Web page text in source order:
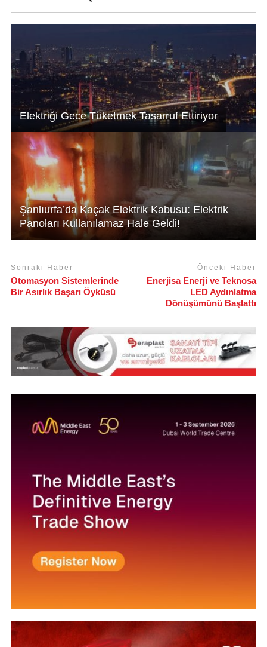
p
n
o
k
Elektriği Gece Tüketmek Tasarruf Ettiriyor
Şanlıurfa’da Kaçak Elektrik Kabusu: Elektrik
Panoları Kullanılamaz Hale Geldi!
Sonraki Haber
Otomasyon Sistemlerinde
Bir Asırlık Başarı Öyküsü
Önceki Haber
Enerjisa Enerji ve Teknosa
LED Aydınlatma
Dönüşümünü Başlattı